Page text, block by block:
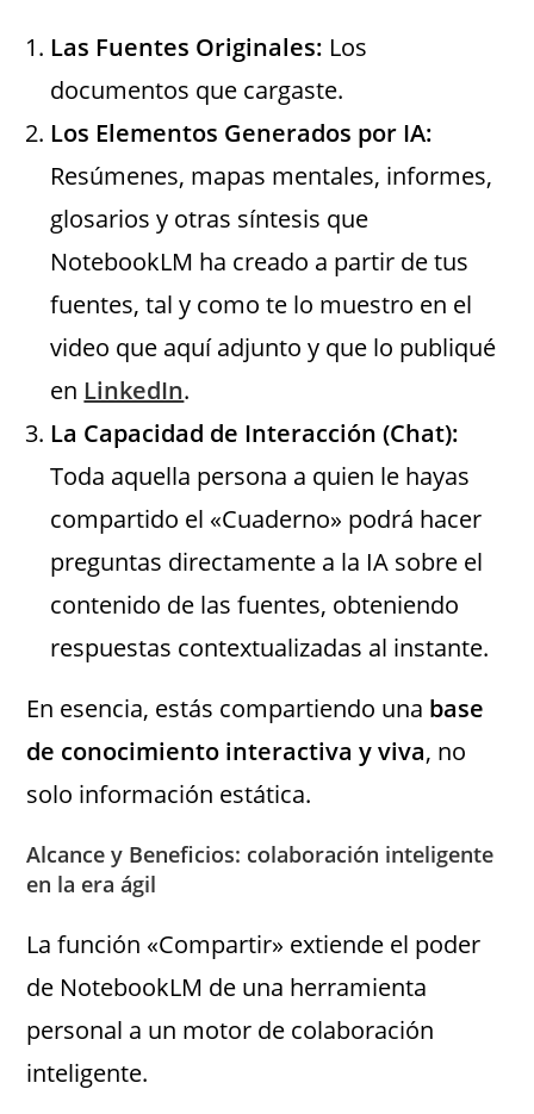
Las Fuentes Originales: Los
documentos que cargaste.
Los Elementos Generados por IA:
Resúmenes, mapas mentales, informes,
glosarios y otras síntesis que
NotebookLM ha creado a partir de tus
fuentes, tal y como te lo muestro en el
video que aquí adjunto y que lo publiqué
en LinkedIn.
La Capacidad de Interacción (Chat):
Toda aquella persona a quien le hayas
compartido el «Cuaderno» podrá hacer
preguntas directamente a la IA sobre el
contenido de las fuentes, obteniendo
respuestas contextualizadas al instante.
En esencia, estás compartiendo una base
de conocimiento interactiva y viva, no
solo información estática.
Alcance y Beneficios: colaboración inteligente
en la era ágil
La función «Compartir» extiende el poder
de NotebookLM de una herramienta
personal a un motor de colaboración
inteligente.